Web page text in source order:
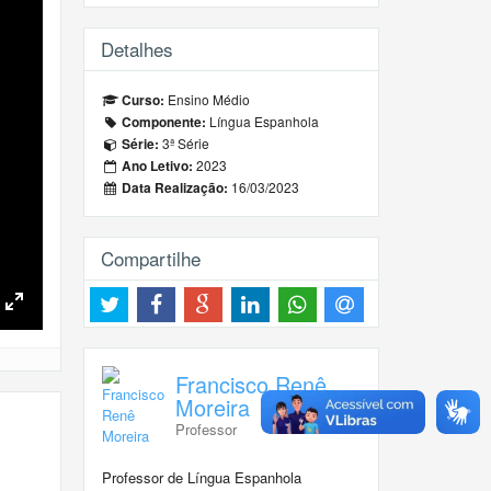
Fullscreen
Detalhes
Curso: Ensino Médio
Componente: Língua Espanhola
Série: 3ª Série
Ano Letivo: 2023
Data Realização: 16/03/2023
Compartilhe
Francisco Renê
Moreira
Professor
Professor de Língua Espanhola